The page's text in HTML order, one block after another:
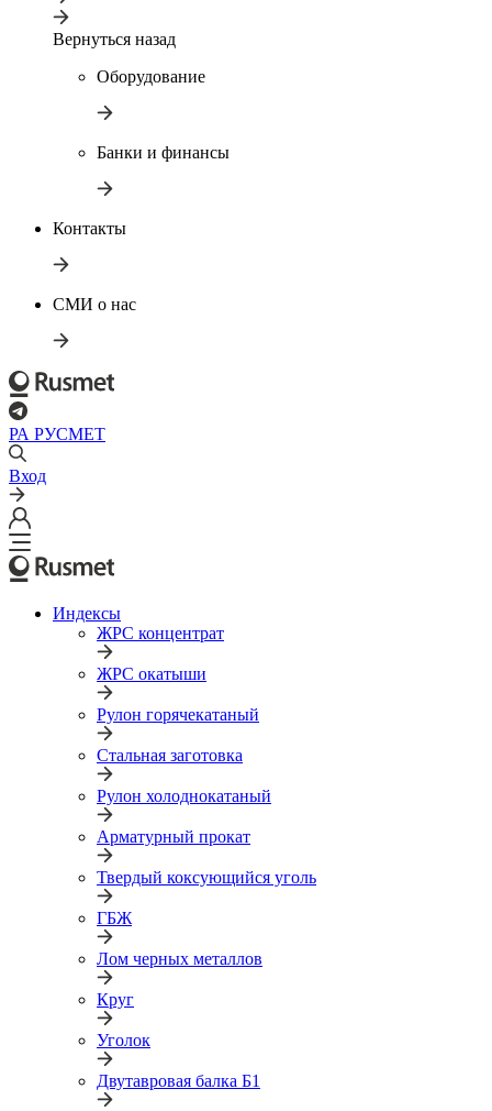
Вернуться назад
Оборудование
Банки и финансы
Контакты
СМИ о нас
РА РУСМЕТ
Вход
Индексы
ЖРС концентрат
ЖРС окатыши
Рулон горячекатаный
Стальная заготовка
Рулон холоднокатаный
Арматурный прокат
Твердый коксующийся уголь
ГБЖ
Лом черных металлов
Круг
Уголок
Двутавровая балка Б1